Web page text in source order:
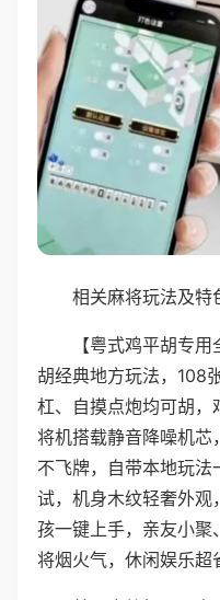
相关麻将玩法及特
【粤式鸡平胡专
胡经典地方玩法，108
杠、自摸点炮均可胡，
将机搭载静音降噪机
不飞牌，自带本地玩
试，机身木纹轻奢外观
孩一键上手，亲友小聚
将烟火气，休闲娱乐超